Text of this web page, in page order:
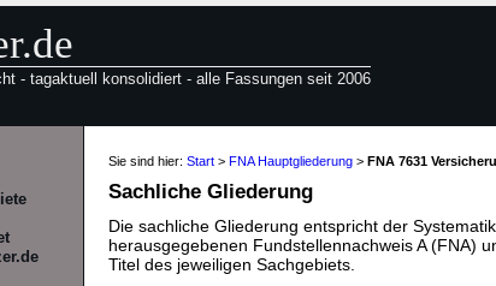
- tagaktuell konsolidiert - alle Fassungen seit 2006
Sie sind hier: Start > FNA Hauptgliederung > FNA 7631
Sachliche Gliederung
Die sachliche Gliederung entspricht der
herausgegebenen Fundstellennachweis A (FNA)
Titel des jeweiligen Sachgebiets.